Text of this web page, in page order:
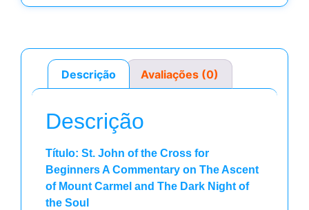
Descrição Avaliações (0)
Descrição
Título: St. John of the Cross for
Beginners A Commentary on The Ascent
of Mount Carmel and The Dark Night of
the Soul